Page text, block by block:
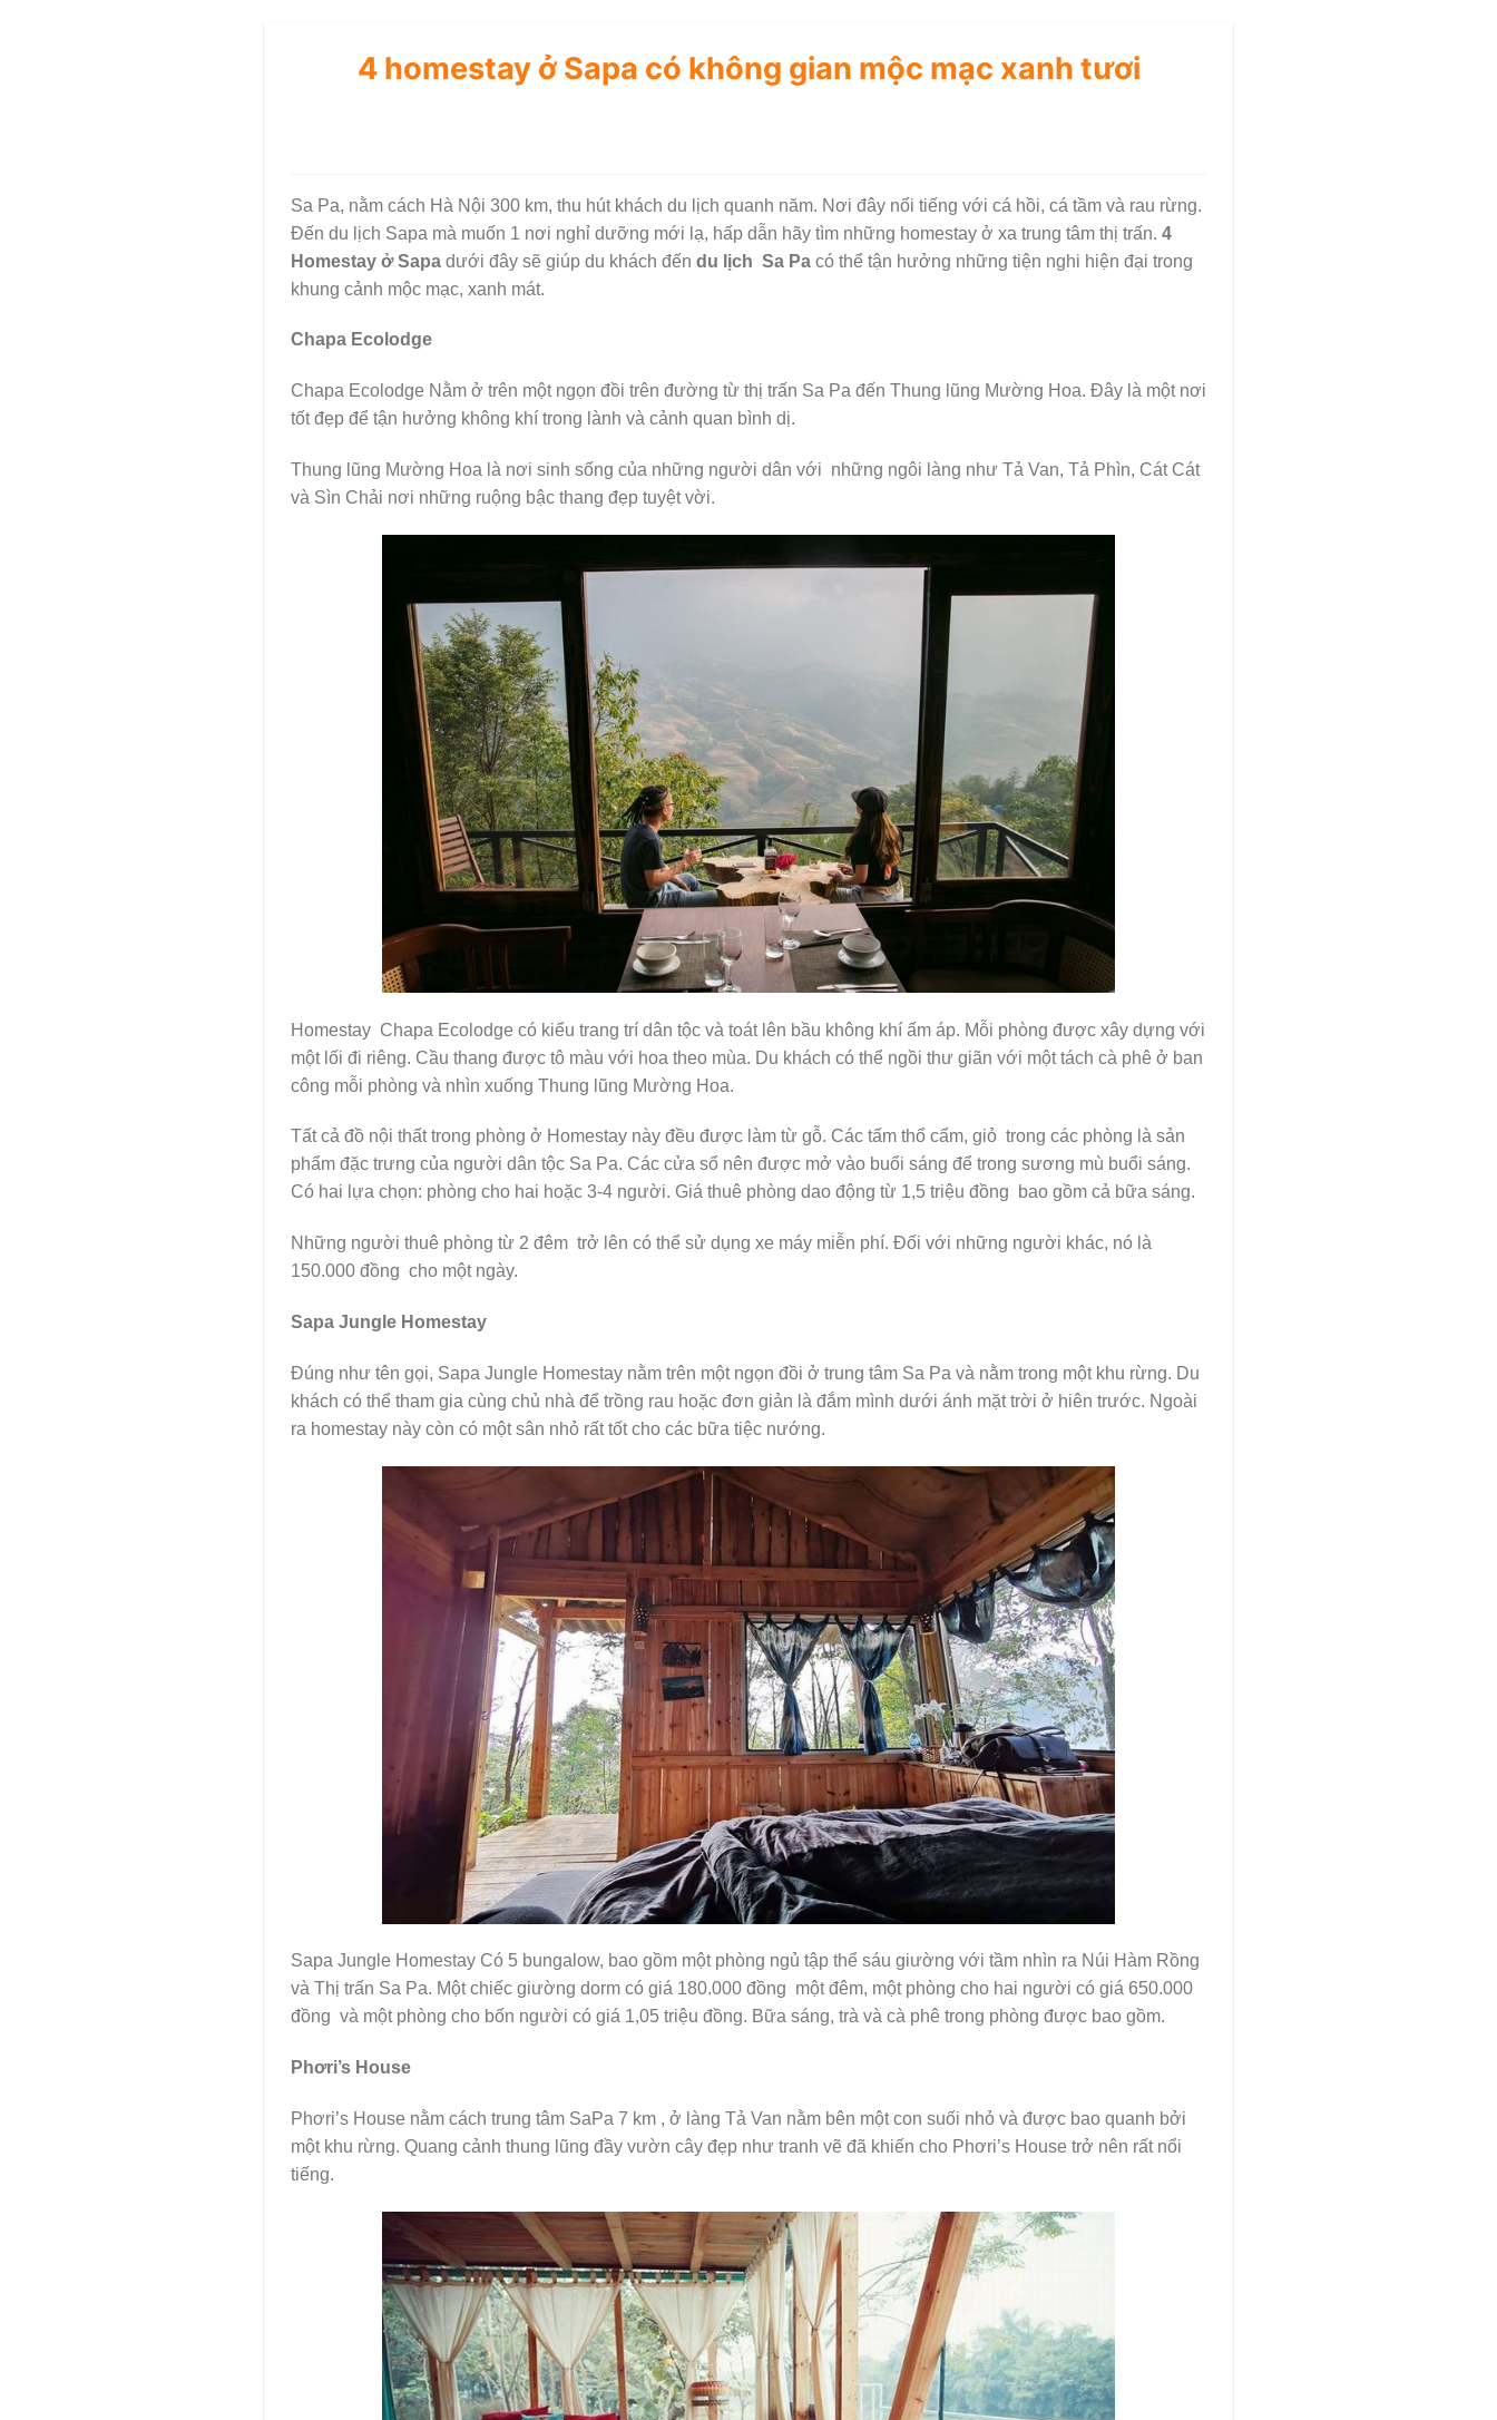
4 homestay ở Sapa có không gian mộc mạc xanh tươi
Sa Pa, nằm cách Hà Nội 300 km, thu hút khách du lịch quanh năm. Nơi đây nổi tiếng với cá hồi, cá tầm và rau rừng.
Đến du lịch Sapa mà muốn 1 nơi nghỉ dưỡng mới lạ, hấp dẫn hãy tìm những homestay ở xa trung tâm thị trấn. 4
Homestay ở Sapa dưới đây sẽ giúp du khách đến du lịch Sa Pa có thể tận hưởng những tiện nghi hiện đại trong
khung cảnh mộc mạc, xanh mát.
Chapa Ecolodge
Chapa Ecolodge Nằm ở trên một ngọn đồi trên đường từ thị trấn Sa Pa đến Thung lũng Mường Hoa. Đây là một nơi
tốt đẹp để tận hưởng không khí trong lành và cảnh quan bình dị.
Thung lũng Mường Hoa là nơi sinh sống của những người dân với những ngôi làng như Tả Van, Tả Phìn, Cát Cát
và Sìn Chải nơi những ruộng bậc thang đẹp tuyệt vời.
Homestay Chapa Ecolodge có kiểu trang trí dân tộc và toát lên bầu không khí ấm áp. Mỗi phòng được xây dựng với
một lối đi riêng. Cầu thang được tô màu với hoa theo mùa. Du khách có thể ngồi thư giãn với một tách cà phê ở ban
công mỗi phòng và nhìn xuống Thung lũng Mường Hoa.
Tất cả đồ nội thất trong phòng ở Homestay này đều được làm từ gỗ. Các tấm thổ cẩm, giỏ trong các phòng là sản
phẩm đặc trưng của người dân tộc Sa Pa. Các cửa sổ nên được mở vào buổi sáng để trong sương mù buổi sáng.
Có hai lựa chọn: phòng cho hai hoặc 3-4 người. Giá thuê phòng dao động từ 1,5 triệu đồng bao gồm cả bữa sáng.
Những người thuê phòng từ 2 đêm trở lên có thể sử dụng xe máy miễn phí. Đối với những người khác, nó là
150.000 đồng cho một ngày.
Sapa Jungle Homestay
Đúng như tên gọi, Sapa Jungle Homestay nằm trên một ngọn đồi ở trung tâm Sa Pa và nằm trong một khu rừng. Du
khách có thể tham gia cùng chủ nhà để trồng rau hoặc đơn giản là đắm mình dưới ánh mặt trời ở hiên trước. Ngoài
ra homestay này còn có một sân nhỏ rất tốt cho các bữa tiệc nướng.
Sapa Jungle Homestay Có 5 bungalow, bao gồm một phòng ngủ tập thể sáu giường với tầm nhìn ra Núi Hàm Rồng
và Thị trấn Sa Pa. Một chiếc giường dorm có giá 180.000 đồng một đêm, một phòng cho hai người có giá 650.000
đồng và một phòng cho bốn người có giá 1,05 triệu đồng. Bữa sáng, trà và cà phê trong phòng được bao gồm.
Phơri’s House
Phơri’s House nằm cách trung tâm SaPa 7 km , ở làng Tả Van nằm bên một con suối nhỏ và được bao quanh bởi
một khu rừng. Quang cảnh thung lũng đầy vườn cây đẹp như tranh vẽ đã khiến cho Phơri’s House trở nên rất nổi
tiếng.